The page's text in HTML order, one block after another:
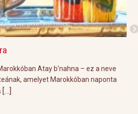
Atay b’nahna – ez a neve
amelyet Marokkóban naponta
[…]